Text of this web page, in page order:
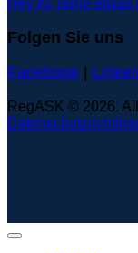
Hey KI, lerne etwas
Folgen Sie uns
Facebook
RegASK © 2026.